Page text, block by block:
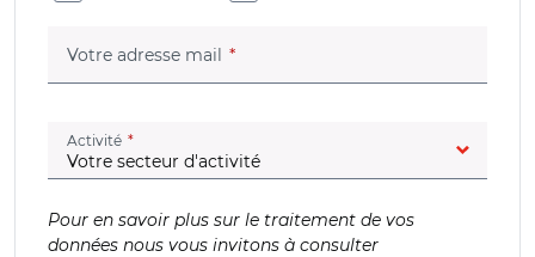
Votre adresse mail (champ obligatoire)
Activité (champ obligatoire)
Pour en savoir plus sur le traitement de vos
données nous vous invitons à consulter